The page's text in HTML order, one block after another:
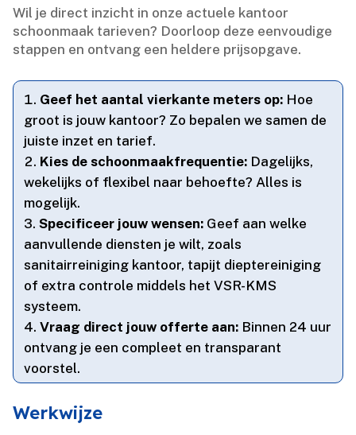
Wil je direct inzicht in onze actuele kantoor
schoonmaak tarieven? Doorloop deze eenvoudige
stappen en ontvang een heldere prijsopgave.​
Geef het aantal vierkante meters op: Hoe
groot is jouw kantoor? Zo bepalen we samen de
juiste inzet en tarief.​
Kies de schoonmaakfrequentie: Dagelijks,
wekelijks of flexibel naar behoefte? Alles is
mogelijk.​
Specificeer jouw wensen: Geef aan welke
aanvullende diensten je wilt, zoals
sanitairreiniging kantoor, tapijt dieptereiniging
of extra controle middels het VSR-KMS
systeem.​
Vraag direct jouw offerte aan: Binnen 24 uur
ontvang je een compleet en transparant
voorstel.​
Werkwijze